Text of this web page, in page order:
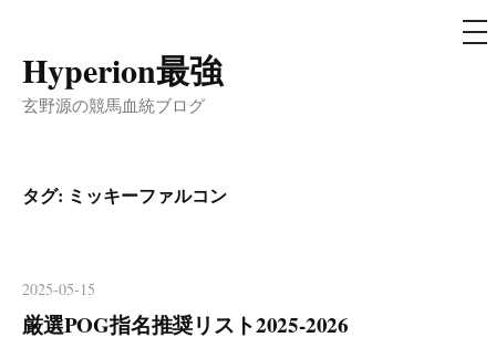
コ
ン
ツ
へ
ッ
プ
Hyperion最強
玄野源の競馬血統ブログ
メ
ニ
タグ: ミッキーファルコン
2025-05-15
厳選POG指名推奨リスト2025-2026